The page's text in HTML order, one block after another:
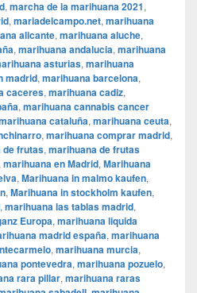
, marcha de la marihuana 2021,
, mariadelcampo.net, marihuana
alicante, marihuana aluche,
, marihuana andalucia, marihuana
asturias, marihuana
madrid, marihuana barcelona,
caceres, marihuana cadiz,
, marihuana cannabis cancer
cataluña, marihuana ceuta,
, marihuana comprar madrid,
de frutas, marihuana de frutas
marihuana en Madrid, Marihuana
, Marihuana in malmo kaufen,
, Marihuana in stockholm kaufen,
, marihuana las tablas madrid,
Europa, marihuana liquida
madrid españa, marihuana
, marihuana murcia,
pontevedra, marihuana pozuelo,
rara pillar, marihuana raras